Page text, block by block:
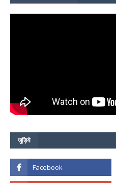
जुड़िये